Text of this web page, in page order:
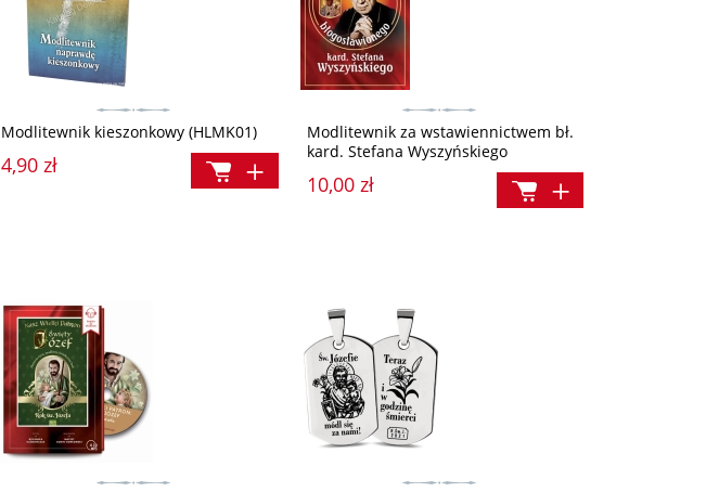
Modlitewnik kieszonkowy (HLMK01)
4,90 zł
Modlitewnik za wstawiennictwem bł.
kard. Stefana Wyszyńskiego
10,00 zł